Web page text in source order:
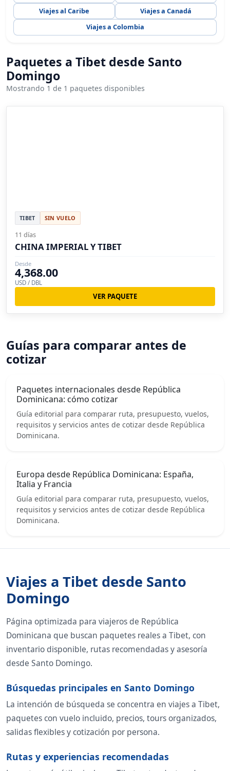
Viajes al Caribe
Viajes a Canadá
Viajes a Colombia
Paquetes a Tibet desde Santo
Domingo
Mostrando 1 de 1 paquetes disponibles
TIBET SIN VUELO
11 días
CHINA IMPERIAL Y TIBET
Desde
4,368.00
USD / DBL
VER PAQUETE
Guías para comparar antes de
cotizar
Paquetes internacionales desde República
Dominicana: cómo cotizar
Guía editorial para comparar ruta, presupuesto, vuelos,
requisitos y servicios antes de cotizar desde República
Dominicana.
Europa desde República Dominicana: España,
Italia y Francia
Guía editorial para comparar ruta, presupuesto, vuelos,
requisitos y servicios antes de cotizar desde República
Dominicana.
Viajes a Tibet desde Santo
Domingo
Página optimizada para viajeros de República
Dominicana que buscan paquetes reales a Tibet, con
inventario disponible, rutas recomendadas y asesoría
desde Santo Domingo.
Búsquedas principales en Santo Domingo
La intención de búsqueda se concentra en viajes a Tibet,
paquetes con vuelo incluido, precios, tours organizados,
salidas flexibles y cotización por persona.
Rutas y experiencias recomendadas